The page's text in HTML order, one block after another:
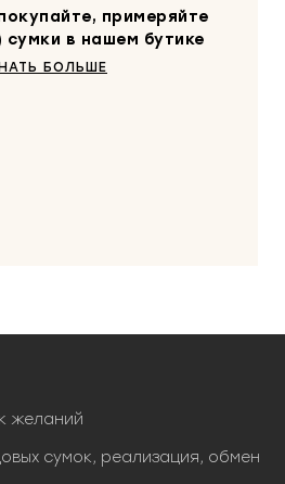
примеряйте
в нашем бутике
БОЛЬШЕ
желаний
сумок, реализация, обмен